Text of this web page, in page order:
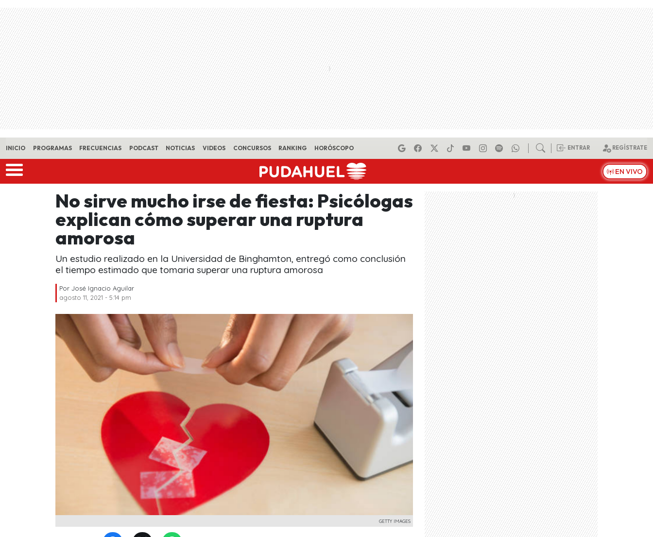
Skip to main content
INICIO PROGRAMAS FRECUENCIAS PODCAST NOTICIAS VIDEOS CONCURSOS RANKING HORÓSCOPO ENTRAR REGÍSTRATE
EN VIVO
No sirve mucho irse de fiesta: Psicólogas
explican cómo superar una ruptura
amorosa
Un estudio realizado en la Universidad de Binghamton, entregó como conclusión
el tiempo estimado que tomaria superar una ruptura amorosa
Por José Ignacio Aguilar
agosto 11, 2021 - 5:14 pm
GETTY IMAGES